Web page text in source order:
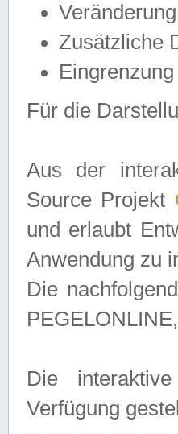
Zusätzliche
Für die
Aus der
Source Projekt
und erlaubt
Anwendung zu
Die
Die
Verfügung